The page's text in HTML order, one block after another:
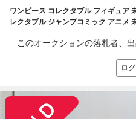
ワンピース コレクタブル フィギュア
レクタブル ジャンプコミック アニメ
このオークションの落札者、
ロ